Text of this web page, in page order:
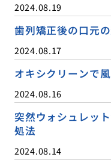
2024.08.19
歯列矯正後の口元
2024.08.17
オキシクリーンで
2024.08.16
突然ウォシュレッ
処法
2024.08.14